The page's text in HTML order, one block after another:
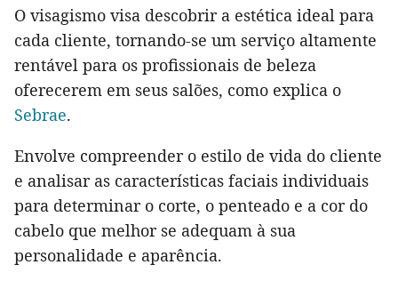
O visagismo visa descobrir a estética ideal para
cada cliente, tornando-se um serviço altamente
rentável para os profissionais de beleza
oferecerem em seus salões, como explica o
Sebrae.
Envolve compreender o estilo de vida do cliente
e analisar as características faciais individuais
para determinar o corte, o penteado e a cor do
cabelo que melhor se adequam à sua
personalidade e aparência.